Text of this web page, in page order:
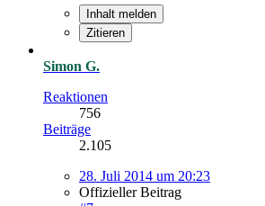
Inhalt melden
Zitieren
Simon G.
Reaktionen
756
Beiträge
2.105
28. Juli 2014 um 20:23
Offizieller Beitrag